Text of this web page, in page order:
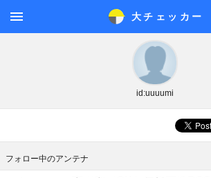
大チェッカ ー
メニ
id:uuuumi
フォロー中のアンテナ